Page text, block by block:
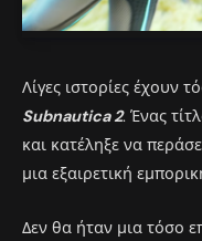
Λίγες ιστορίες έχουν
Subnautica 2. Ένας
και κατέληξε να
μια εξαιρετική
Δεν θα ήταν μια τόσο